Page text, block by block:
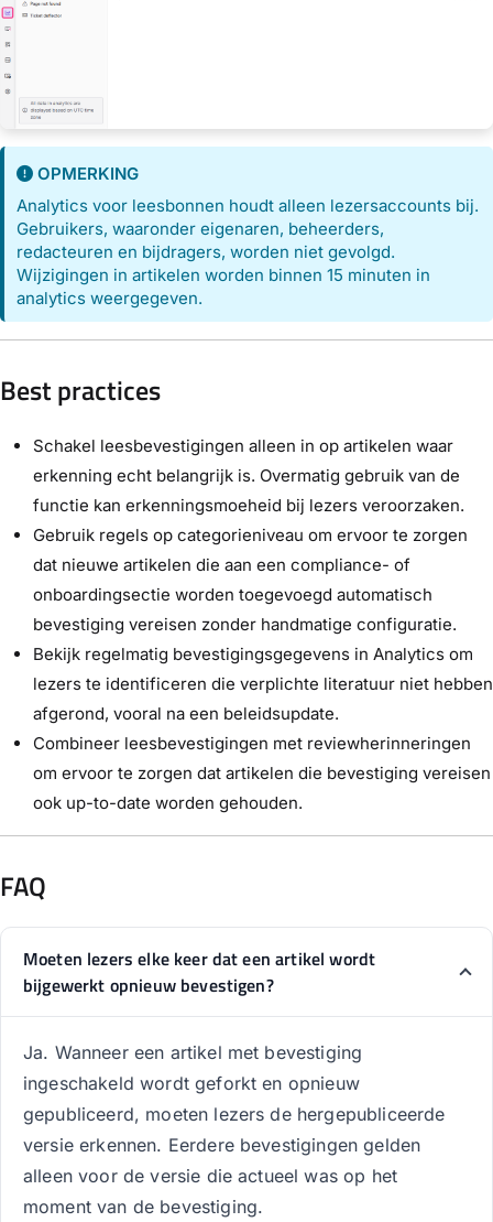
OPMERKING
Analytics voor leesbonnen houdt alleen lezersaccounts bij.
Gebruikers, waaronder eigenaren, beheerders,
redacteuren en bijdragers, worden niet gevolgd.
Wijzigingen in artikelen worden binnen 15 minuten in
analytics weergegeven.
Best practices
Schakel leesbevestigingen alleen in op artikelen waar
erkenning echt belangrijk is. Overmatig gebruik van de
functie kan erkenningsmoeheid bij lezers veroorzaken.
Gebruik regels op categorieniveau om ervoor te zorgen
dat nieuwe artikelen die aan een compliance- of
onboardingsectie worden toegevoegd automatisch
bevestiging vereisen zonder handmatige configuratie.
Bekijk regelmatig bevestigingsgegevens in Analytics om
lezers te identificeren die verplichte literatuur niet hebben
afgerond, vooral na een beleidsupdate.
Combineer leesbevestigingen met reviewherinneringen
om ervoor te zorgen dat artikelen die bevestiging vereisen
ook up-to-date worden gehouden.
FAQ
Moeten lezers elke keer dat een artikel wordt
bijgewerkt opnieuw bevestigen?
Ja. Wanneer een artikel met bevestiging
ingeschakeld wordt geforkt en opnieuw
gepubliceerd, moeten lezers de hergepubliceerde
versie erkennen. Eerdere bevestigingen gelden
alleen voor de versie die actueel was op het
moment van de bevestiging.